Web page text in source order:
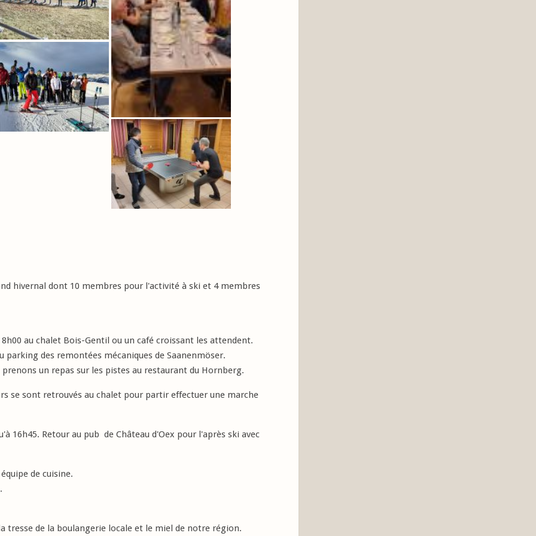
hivernal dont 10 membres pour l'activité à ski et 4 membres
au chalet Bois-Gentil ou un café croissant les attendent.
parking des remontées mécaniques de Saanenmöser.
un repas sur les pistes au restaurant du Hornberg.
se sont retrouvés au chalet pour partir effectuer une marche
16h45. Retour au pub de Château d'Oex pour l'après ski avec
de cuisine.
tresse de la boulangerie locale et le miel de notre région.